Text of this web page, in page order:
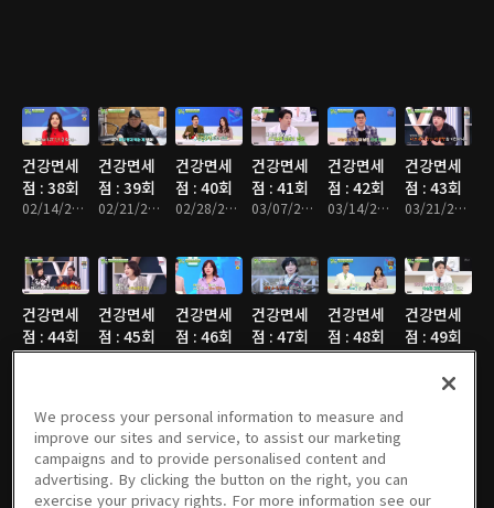
건강면세
점 : 38회
02/14/2021 • 48분
건강면세
점 : 39회
02/21/2021 • 47분
건강면세
점 : 40회
02/28/2021 • 48분
건강면세
점 : 41회
03/07/2021 • 47분
건강면세
점 : 42회
03/14/2021 • 48분
건강면세
점 : 43회
03/21/2021 • 49분
건강면세
점 : 44회
03/28/2021 • 48분
건강면세
점 : 45회
04/04/2021 • 47분
건강면세
점 : 46회
04/11/2021 • 48분
건강면세
점 : 47회
04/18/2021 • 49분
건강면세
점 : 48회
04/25/2021 • 48분
건강면세
점 : 49회
05/02/2021 • 48분
건강면세
점 : 50회
건강면세
점 : 51회
건강면세
점 : 52회
건강면세
점 : 53회
건강면세
점 : 54회
점 : 55회
We process your personal information to measure and
improve our sites and service, to assist our marketing
campaigns and to provide personalised content and
advertising. By clicking the button on the right, you can
exercise your privacy rights. For more information see our